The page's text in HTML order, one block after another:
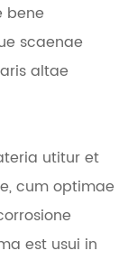
bene
scaenae
altae
utitur et
cum optimae
est usui in